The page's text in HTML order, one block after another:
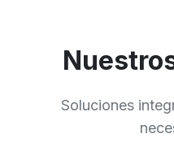
Soluciones